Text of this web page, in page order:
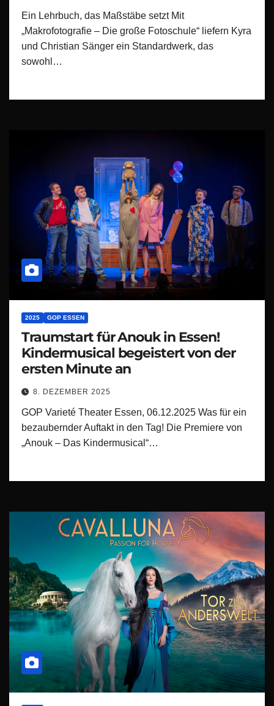
Ein Lehrbuch, das Maßstäbe setzt Mit
„Makrofotografie – Die große Fotoschule“ liefern Kyra
und Christian Sänger ein Standardwerk, das
sowohl…
2025 GOP ESSEN
Traumstart für Anouk in Essen!
Kindermusical begeistert von der
ersten Minute an
8. DEZEMBER 2025
GOP Varieté Theater Essen, 06.12.2025 Was für ein
bezaubernder Auftakt in den Tag! Die Premiere von
„Anouk – Das Kindermusical“…